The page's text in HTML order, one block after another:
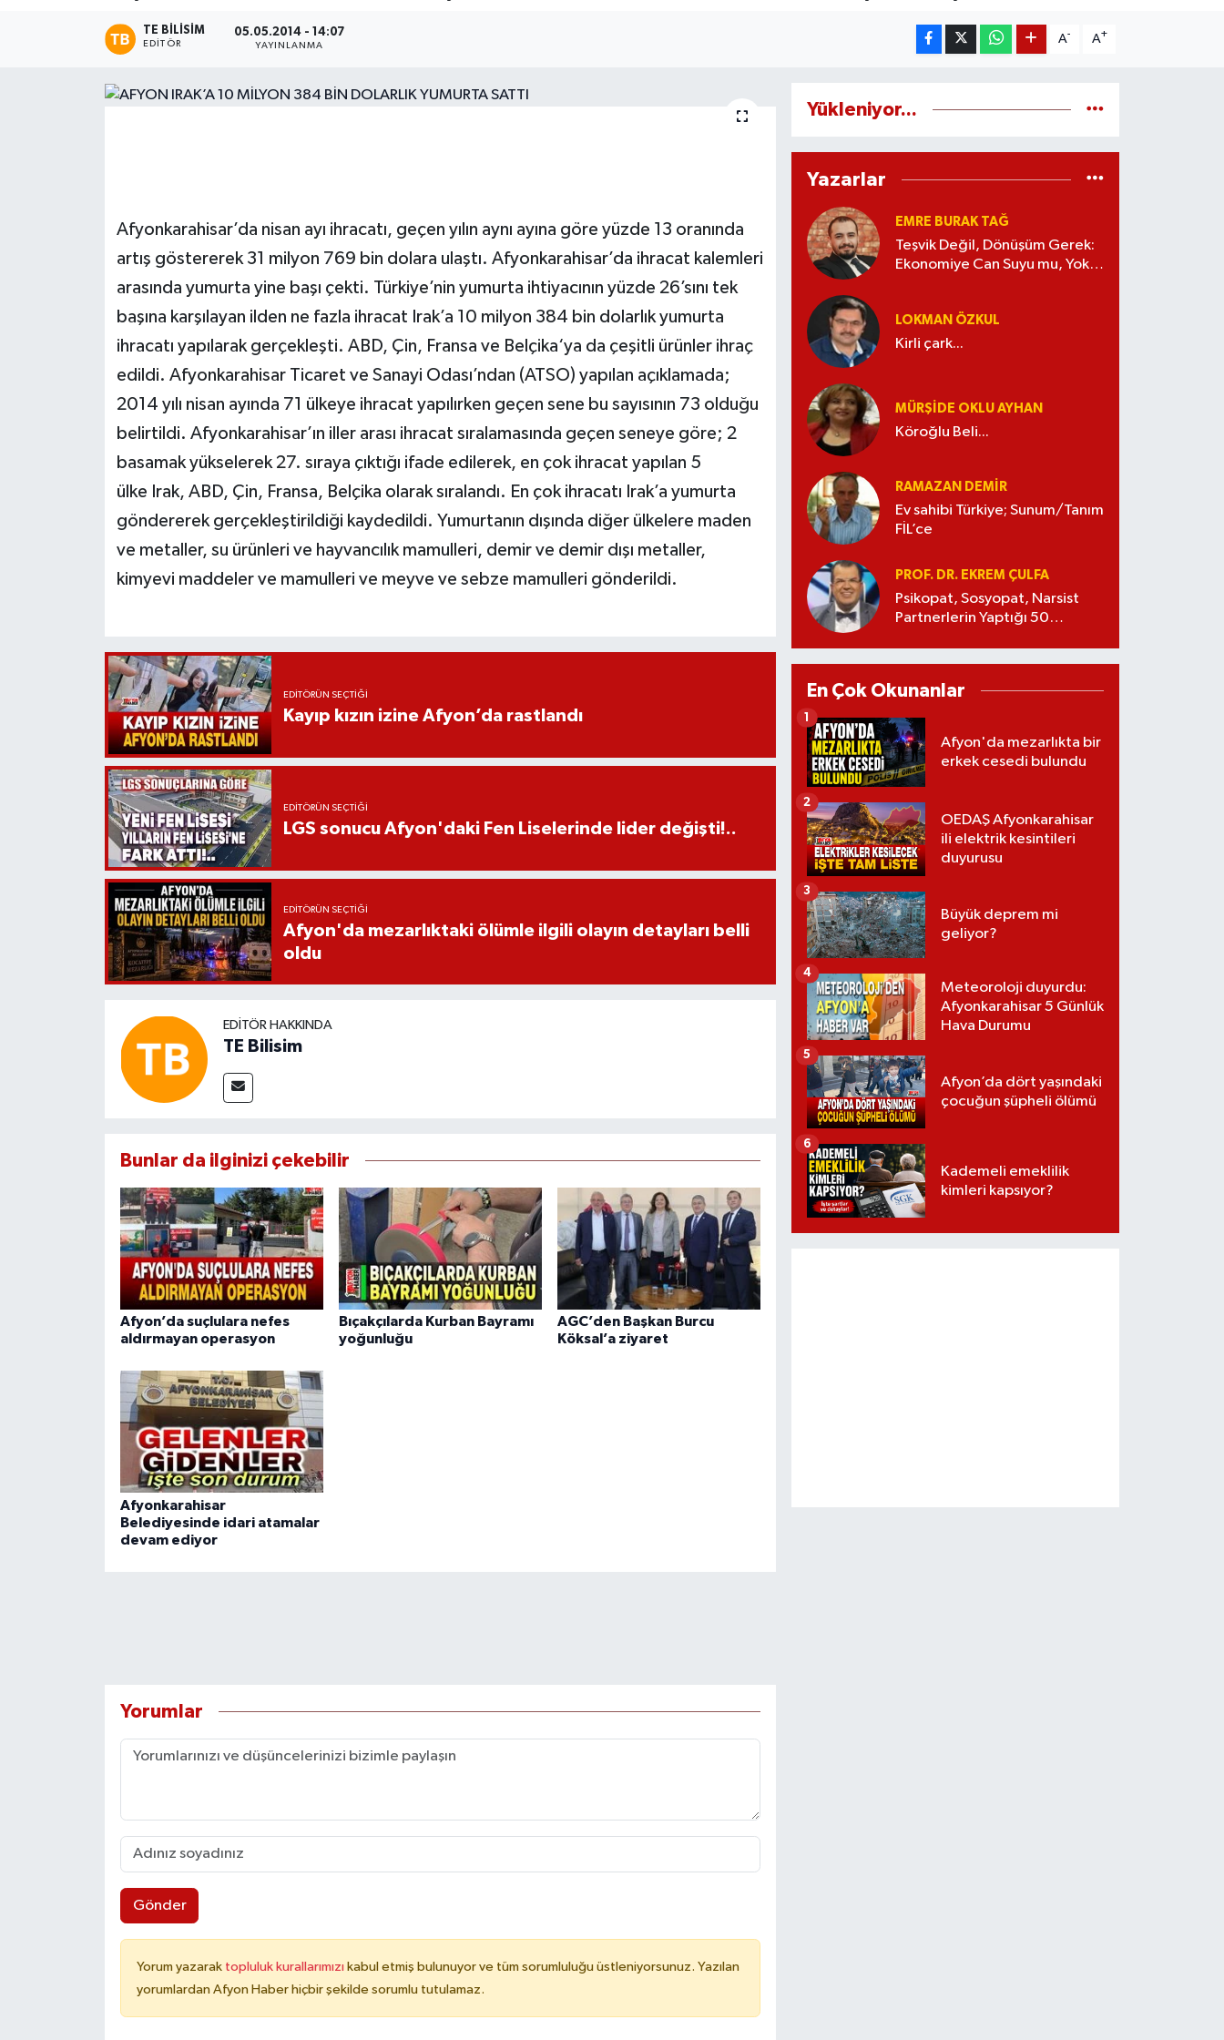
TE BILISIM
EDITÖR
05.05.2014 - 14:07
YAYINLANMA
A- A+
Afyonkarahisar’da nisan ayı ihracatı, geçen yılın aynı ayına göre yüzde 13 oranında
artış göstererek 31 milyon 769 bin dolara ulaştı. Afyonkarahisar’da ihracat kalemleri
arasında yumurta yine başı çekti. Türkiye’nin yumurta ihtiyacının yüzde 26’sını tek
başına karşılayan ilden ne fazla ihracat Irak’a 10 milyon 384 bin dolarlık yumurta
ihracatı yapılarak gerçekleşti. ABD, Çin, Fransa ve Belçika‘ya da çeşitli ürünler ihraç
edildi. Afyonkarahisar Ticaret ve Sanayi Odası’ndan (ATSO) yapılan açıklamada;
2014 yılı nisan ayında 71 ülkeye ihracat yapılırken geçen sene bu sayısının 73 olduğu
belirtildi. Afyonkarahisar’ın iller arası ihracat sıralamasında geçen seneye göre; 2
basamak yükselerek 27. sıraya çıktığı ifade edilerek, en çok ihracat yapılan 5
ülke Irak, ABD, Çin, Fransa, Belçika olarak sıralandı. En çok ihracatı Irak’a yumurta
göndererek gerçekleştirildiği kaydedildi. Yumurtanın dışında diğer ülkelere maden
ve metaller, su ürünleri ve hayvancılık mamulleri, demir ve demir dışı metaller,
kimyevi maddeler ve mamulleri ve meyve ve sebze mamulleri gönderildi.
EDITÖRÜN SEÇTIĞI
Kayıp kızın izine Afyon’da rastlandı
EDITÖRÜN SEÇTIĞI
LGS sonucu Afyon'daki Fen Liselerinde lider değişti!..
EDITÖRÜN SEÇTIĞI
Afyon'da mezarlıktaki ölümle ilgili olayın detayları belli
oldu
EDITÖR HAKKINDA
TE Bilisim
Bunlar da ilginizi çekebilir
Afyon’da suçlulara nefes
aldırmayan operasyon
Bıçakçılarda Kurban Bayramı
yoğunluğu
AGC’den Başkan Burcu
Köksal’a ziyaret
Afyonkarahisar
Belediyesinde idari atamalar
devam ediyor
Yorumlar
Gönder
Yorum yazarak topluluk kurallarımızı kabul etmiş bulunuyor ve tüm sorumluluğu üstleniyorsunuz. Yazılan
yorumlardan Afyon Haber hiçbir şekilde sorumlu tutulamaz.
Yükleniyor...
Yazarlar
EMRE BURAK TAĞ
Teşvik Değil, Dönüşüm Gerek:
Ekonomiye Can Suyu mu, Yoksa
LOKMAN ÖZKUL
Kirli çark...
MÜRŞIDE OKLU AYHAN
Köroğlu Beli...
RAMAZAN DEMİR
Ev sahibi Türkiye; Sunum/Tanım
FİL’ce
PROF. DR. EKREM ÇULFA
Psikopat, Sosyopat, Narsist
Partnerlerin Yaptığı 50
En Çok Okunanlar
Afyon'da mezarlıkta bir
erkek cesedi bulundu
1
OEDAŞ Afyonkarahisar
ili elektrik kesintileri
duyurusu
2
Büyük deprem mi
geliyor?
3
Meteoroloji duyurdu:
Afyonkarahisar 5 Günlük
Hava Durumu
4
Afyon’da dört yaşındaki
çocuğun şüpheli ölümü
5
Kademeli emeklilik
kimleri kapsıyor?
6
Magazin